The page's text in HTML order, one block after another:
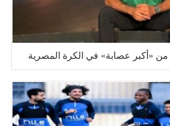
«أكبر عصابة» في الكرة المصرية